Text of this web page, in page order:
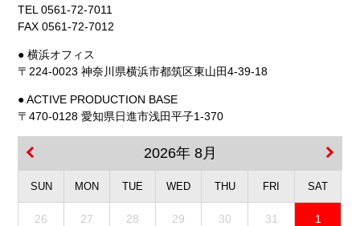
TEL 0561-72-7011
FAX 0561-72-7012
● 横浜オフィス
〒224-0023 神奈川県横浜市都筑区東山田4-39-18
● ACTIVE PRODUCTION BASE
〒470-0128 愛知県日進市浅田平子1-370
2026年 8月
SUN MON TUE WED THU FRI SAT
26 27 28 29 30 31 1